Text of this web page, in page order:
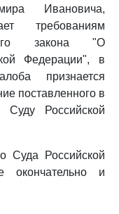
Ивановича,
требованиям
закона "О
Федерации", в
признается
поставленного в
Суду Российской
Суда Российской
окончательно и